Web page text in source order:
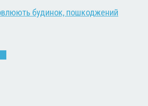
будинок, пошкоджений